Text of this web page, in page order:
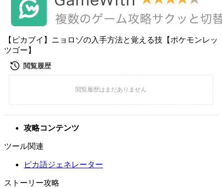
【ピカブイ】ニョロゾの入手方法と覚える技【ポケモンレッ
ツゴー】
攻略コンテンツ
ツール関連
ピカ語ジェネレーター
ストーリー攻略